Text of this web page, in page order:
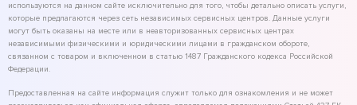
используются на данном сайте исключительно для того, чтобы детально описать услуги,
которые предлагаются через сеть независимых сервисных центров. Данные услуги
могут быть оказаны на месте или в неавторизованных сервисных центрах
независимыми физическими и юридическими лицами в гражданском обороте,
связанном с товаром и включенном в статью 1487 Гражданского кодекса Российской
Федерации.
Предоставленная на сайте информация служит только для ознакомления и не может